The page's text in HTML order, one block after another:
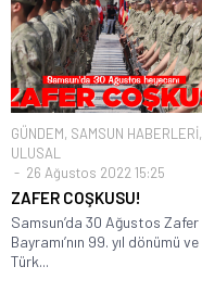
GÜNDEM, SAMSUN HABERLERİ,
ULUSAL
26 Ağustos 2022 15:25
ZAFER COŞKUSU!
Samsun’da 30 Ağustos Zafer
Bayramı’nın 99. yıl dönümü ve
Türk...